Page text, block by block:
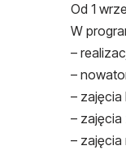
Od 1
W
–
–
–
– zajęcia
–